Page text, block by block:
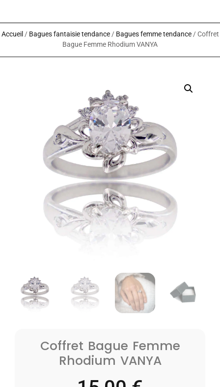
Accueil / Bagues fantaisie tendance/ Bagues femme tendance/ Coffret
Bague Femme Rhodium VANYA
Coffret Bague Femme
Rhodium VANYA